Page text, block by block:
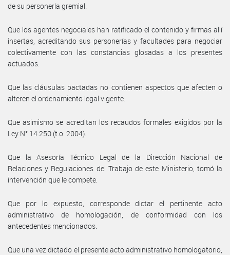
de su personería gremial.
Que los agentes negociales han ratificado el contenido y firmas allí
insertas, acreditando sus personerías y facultades para negociar
colectivamente con las constancias glosadas a los presentes
actuados.
Que las cláusulas pactadas no contienen aspectos que afecten o
alteren el ordenamiento legal vigente.
Que asimismo se acreditan los recaudos formales exigidos por la
Ley N° 14.250 (t.o. 2004).
Que la Asesoría Técnico Legal de la Dirección Nacional de
Relaciones y Regulaciones del Trabajo de este Ministerio, tomó la
intervención que le compete.
Que por lo expuesto, corresponde dictar el pertinente acto
administrativo de homologación, de conformidad con los
antecedentes mencionados.
Que una vez dictado el presente acto administrativo homologatorio,